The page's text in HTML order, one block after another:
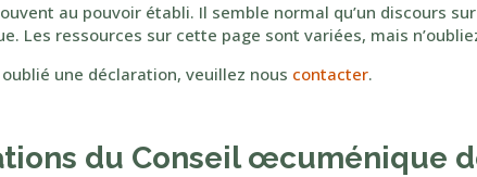
au pouvoir établi. Il semble normal qu’un discours
Les ressources sur cette page sont variées, mais
une déclaration, veuillez nous contacter.
du Conseil œcuménique